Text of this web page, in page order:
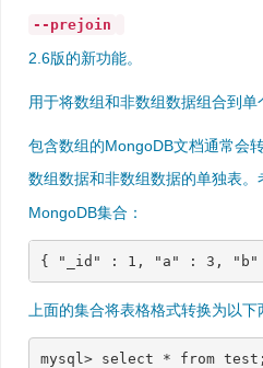
--prejoin
2.6版的新功能。
用于将数组和非数组数据组合到单
包含数组的MongoDB文档通常会
数组数据和非数组数据的单独表。
MongoDB集合：
{ "_id" : 1 , "a" : 3 , "b"
上面的集合将表格格式转换为以下
mysql> select * from test;